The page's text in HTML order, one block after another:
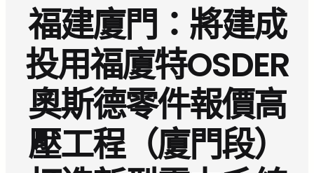
福建廈門：將建成
投用福廈特OSDER
奧斯德零件報價高
壓工程（廈門段）